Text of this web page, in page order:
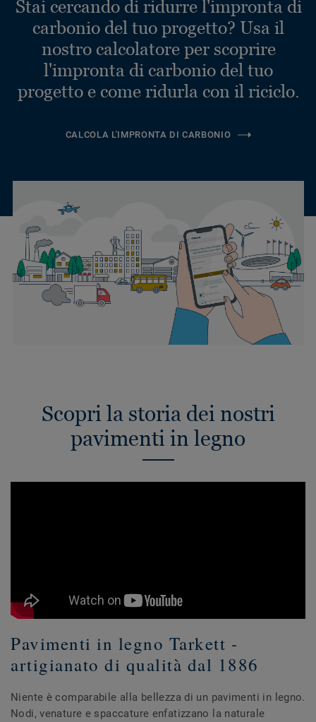
Stai cercando di ridurre l'impronta di
carbonio del tuo progetto? Usa il
nostro calcolatore per scoprire
l'impronta di carbonio del tuo
progetto e come ridurla con il riciclo.
CALCOLA L'IMPRONTA DI CARBONIO
Scopri la storia dei nostri
pavimenti in legno
Pavimenti in legno Tarkett -
artigianato di qualità dal 1886
Niente è comparabile alla bellezza di un pavimenti in legno.
Nodi, venature e spaccature enfatizzano la naturale